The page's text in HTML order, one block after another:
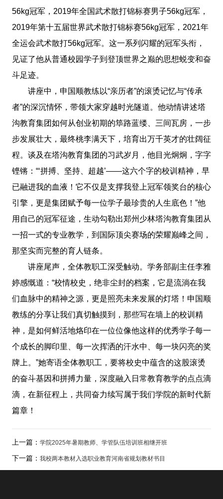
56kg冠军，2019年全国武术散打锦标赛男子56kg冠军，
2019年第十五届世界武术散打锦标赛56kg冠军，2021年
全运会武术散打56kg冠军。这一系列闪耀的冠军头衔，
见证了他从普通校园学子到登顶世界之巅的思想蜕变和奋
斗足迹。
讲座中，申国顺教练以“亲历者”的滚烫记忆与“传承
者”的深沉情怀，带领大家穿越时光隧道。他动情讲述塔
沟教育集团如何从创业初期的筚路蓝缕、三间瓦房，一步
步发展壮大，最终桃李满天下，培育出万千英才的壮阔征
程。谈及在塔沟教育集团的习武岁月，他目光炯炯，字字
铿锵：“‘拼搏、坚持、超越’——这六个字的校训精神，早
已融进我的血液！它不仅是支撑我登上冠军领奖台的核心
引擎，更是集团赋予每一位学子最珍贵的人生底色！”他
用自己的冠军征途，生动勾勒出郑州少林塔沟教育集团从
一招一式的专业教学，到国际顶尖赛场的荣耀巅峰之间，
那坚实而完整的育人链条。
讲座尾声，全体教职工深受触动。 学务部副主任李雅
婷感慨道：“校情校史，绝非尘封的档案，它是流淌在我
们血脉中的精神之源，更是照亮未来发展的灯塔！申国顺
教练的分享让我们真切触摸到，那些写在墙上的校训精
神，是如何鲜活地烙印在一位位像他这样的优秀学子每一
个成长的脚印里、每一次挥洒的汗水中、每一块闪亮的奖
牌上。”她寄语全体教职工，要将校史中蕴含的这股滚烫
的奋斗基因和拼搏力量，深度融入日常教育教学的点点滴
滴，在新征程上，共同奋力续写属于我们学院的新时代新
篇章！
上一篇： 学院2025年暑期教师、学管队伍培训班相继开班
下一篇： 我校两本教材入选职业教育河南省规划教材书目